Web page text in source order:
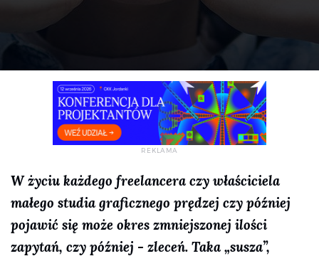
W życiu każdego freelancera czy właściciela
małego studia graficznego prędzej czy później
pojawić się może okres zmniejszonej ilości
zapytań, czy później - zleceń. Taka „susza”,